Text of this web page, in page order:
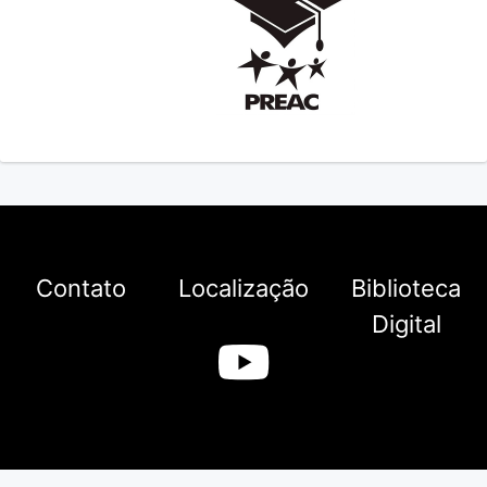
Contato Localização
Biblioteca
Digital